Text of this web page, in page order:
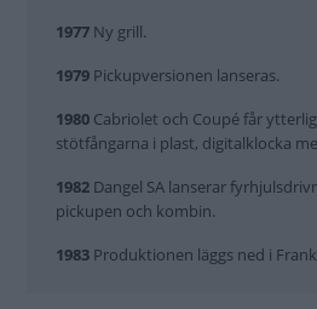
1977 Ny grill.
1979 Pickupversionen lanseras.
1980 Cabriolet och Coupé får
stötfångarna i plast, digitalklocka
1982 Dangel SA lanserar
pickupen och kombin.
1983 Produktionen läggs ned i